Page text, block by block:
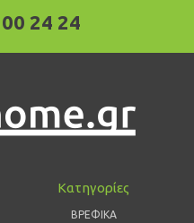
24 24
Κατηγορίες
ΒΡΕΦΙΚΑ